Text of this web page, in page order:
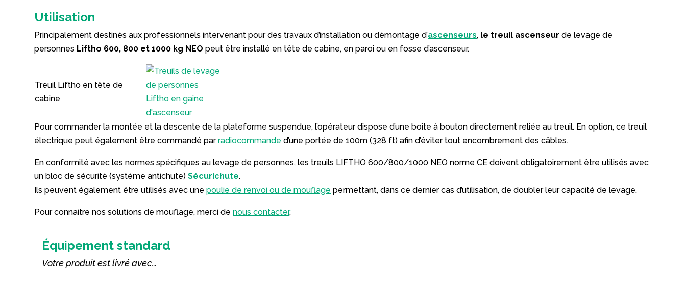
Utilisation
Principalement destinés aux professionnels intervenant pour des travaux d’installation ou démontage d’ascenseurs, le treuil ascenseur de levage de
personnes Liftho 600, 800 et 1000 kg NEO peut être installé en tête de cabine, en paroi ou en fosse d’ascenseur.
Treuil Liftho en tête de
cabine
Pour commander la montée et la descente de la plateforme suspendue, l’opérateur dispose d’une boîte à bouton directement reliée au treuil. En option, ce treuil
électrique peut également être commandé parradiocommande d’une portée de 100m (328 ft) afin d’éviter tout encombrement des câbles.
En conformité avec les normes spécifiques au levage de personnes, les treuils LIFTHO 600/800/1000 NEO norme CE doivent obligatoirement être utilisés avec
un bloc de sécurité (système antichute)Sécurichute.
Ils peuvent également être utilisés avec unepoulie de renvoi ou de mouflage permettant, dans ce dernier cas d’utilisation, de doubler leur capacité de levage.
Pour connaitre nos solutions de mouflage, merci denous contacter.
Équipement standard
Votre produit est livré avec…